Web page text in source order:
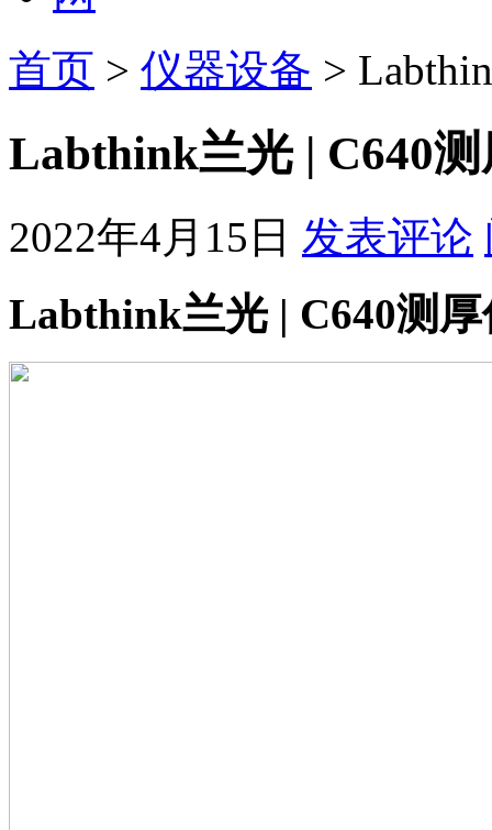
首页 > 仪器设备 >
Labthink兰光 | C640
2022年4月15日 发表评论
Labthink兰光 | C640测